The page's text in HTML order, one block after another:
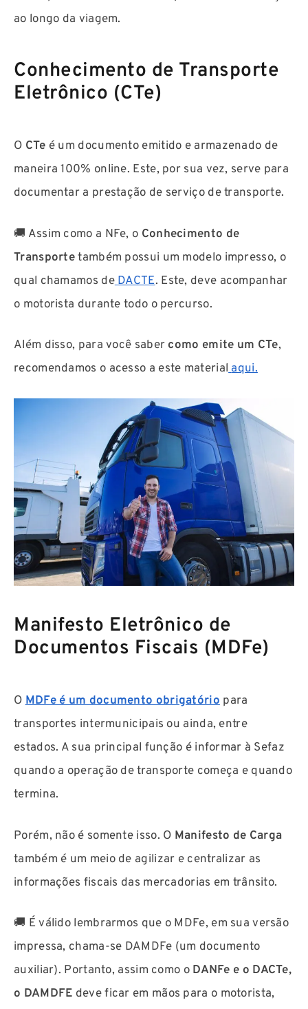
ao longo da viagem.
Conhecimento de Transporte
Eletrônico (CTe)
O CTe é um documento emitido e armazenado de
maneira 100% online. Este, por sua vez, serve para
documentar a prestação de serviço de transporte.
🚚 Assim como a NFe, o Conhecimento de
Transportetambém possui um modelo impresso, o
qual chamamos deDACTE. Este, deve acompanhar
o motorista durante todo o percurso.
Além disso, para você saber como emite um CTe,
recomendamos o acesso a este materialaqui.
Manifesto Eletrônico de
Documentos Fiscais (MDFe)
OMDFe é um documento obrigatóriopara
transportes intermunicipais ou ainda, entre
estados. A sua principal função é informar à Sefaz
quando a operação de transporte começa e quando
termina.
Porém, não é somente isso. O Manifesto de Carga
também é um meio de agilizar e centralizar as
informações fiscais das mercadorias em trânsito.
🚚 É válido lembrarmos que o MDFe, em sua versão
impressa, chama-se DAMDFe (um documento
auxiliar). Portanto, assim como o DANFe e o DACTe,
o DAMDFE deve ficar em mãos para o motorista,